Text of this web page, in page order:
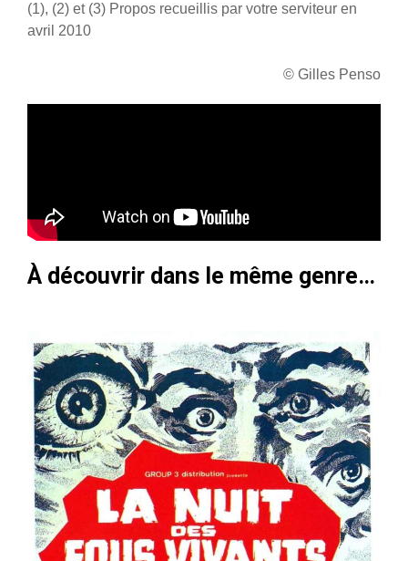
(1), (2) et (3) Propos recueillis par votre serviteur en
avril 2010
© Gilles Penso
À découvrir dans le même genre…